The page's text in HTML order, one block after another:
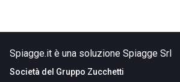
Spiagge.it è una soluzione Spiagge Srl
Società del Gruppo Zucchetti